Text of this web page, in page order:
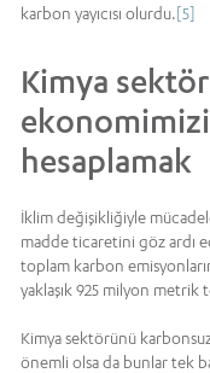
karbon yayıcısı olurdu.[5]
Kimya
hesaplamak
İklim değişikliğiyle
madde ticaretini göz ardı
toplam karbon
yaklaşık 925 milyon metrik
Kimya sektörünü
önemli olsa da bunlar tek